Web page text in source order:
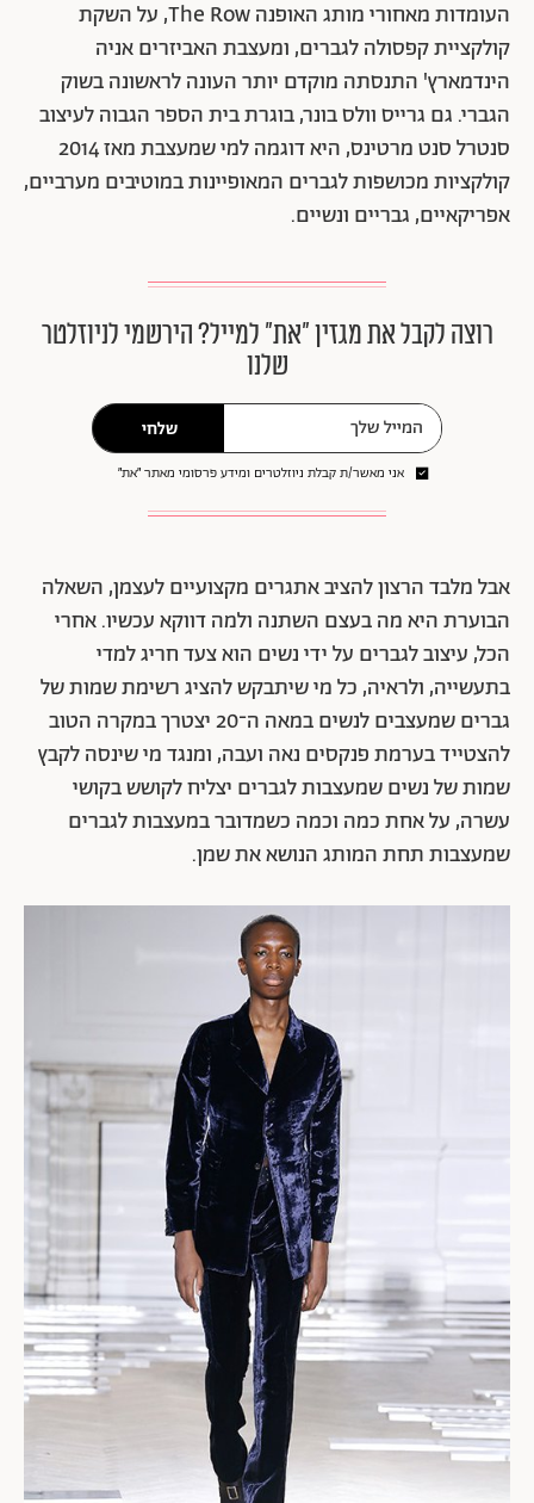
לעיתון "הגרדיאן" הבריטי המעצבת הוותיקה סטלה מקרטני.
לעומת זאת, הוסיפה לגבי הפרויקט החדש שלה, קו קבוע
ונרחב לגברים שהושק לפני כחודש, "זה הרבה יותר מאתגר
אותי מנטלית".
מדובר בקו הראשון לגברים מאז פתחה מקרטני את בית
שנות ה־60). השקתה מסמנת תופעה רחבה יותר. כמעט
במקביל אליה הכריזו גם התאומות מרי קייט ואשלי אולסון,
העומדות מאחורי מותג האופנה The Row, על השקת
קולקציית קפסולה לגברים, ומעצבת האביזרים אניה
הינדמארץ' התנסתה מוקדם יותר העונה לראשונה בשוק
הגברי. גם גרייס וולס בונר, בוגרת בית הספר הגבוה לעיצוב
קולקציות מכושפות לגברים המאופיינות במוטיבים מערביים,
רוצה לקבל את מגזין ״את״ למייל? הירשמי לניוזלטר
שלנו
שלחי
אני מאשר/ת קבלת ניוזלטרים ומידע פרסומי מאתר ״את״
אבל מלבד הרצון להציב אתגרים מקצועיים לעצמן, השאלה
הבוערת היא מה בעצם השתנה ולמה דווקא עכשיו. אחרי
הכל, עיצוב לגברים על ידי נשים הוא צעד חריג למדי
בתעשייה, ולראיה, כל מי שיתבקש להציג רשימת שמות של
גברים שמעצבים לנשים במאה ה־20 יצטרך במקרה הטוב
להצטייד בערמת פנקסים נאה ועבה, ומנגד מי שינסה לקבץ
שמות של נשים שמעצבות לגברים יצליח לקושש בקושי
עשרה, על אחת כמה וכמה כשמדובר במעצבות לגברים
שמעצבות תחת המותג הנושא את שמן.